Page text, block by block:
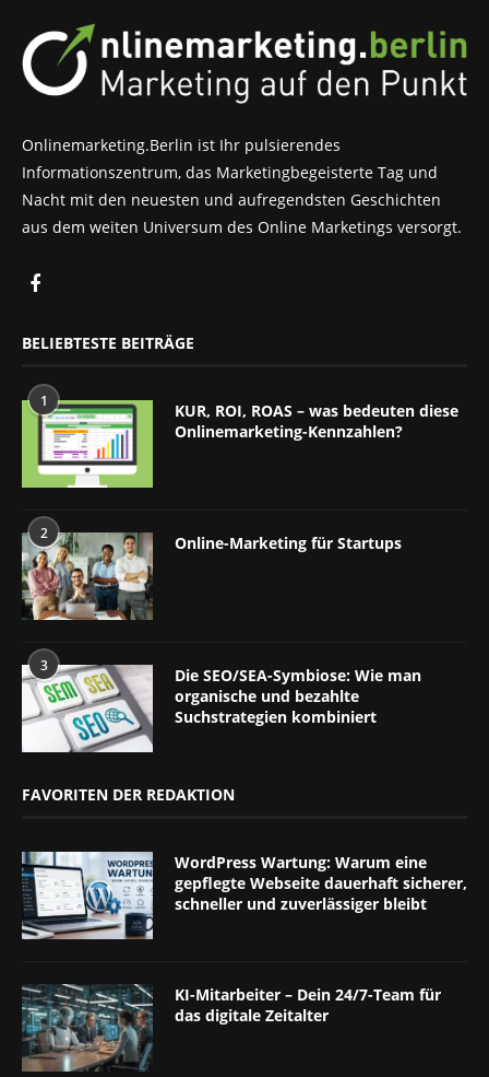
Onlinemarketing.Berlin ist Ihr pulsierendes
Informationszentrum, das Marketingbegeisterte Tag und
Nacht mit den neuesten und aufregendsten Geschichten
aus dem weiten Universum des Online Marketings versorgt.
BELIEBTESTE BEITRÄGE
1
KUR, ROI, ROAS – was bedeuten diese
Onlinemarketing-Kennzahlen?
2 Online-Marketing für Startups
3
Die SEO/SEA-Symbiose: Wie man
organische und bezahlte
Suchstrategien kombiniert
FAVORITEN DER REDAKTION
WordPress Wartung: Warum eine
gepflegte Webseite dauerhaft sicherer,
schneller und zuverlässiger bleibt
KI-Mitarbeiter – Dein 24/7-Team für
das digitale Zeitalter